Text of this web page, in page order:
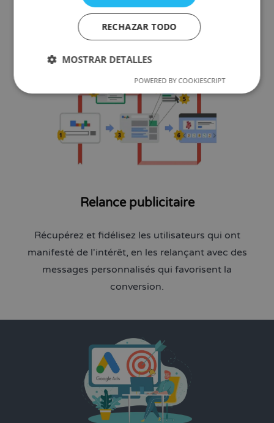
Ajustez et améliorez vos campagnes en temps réel,
en assurant une allocation intelligente des
ressources pour des résultats durables.
Relance publicitaire
Récupérez et fidélisez les utilisateurs qui ont
manifesté de l'intérêt, en les relançant avec des
messages personnalisés qui favorisent la
conversion.
RECHAZAR TODO
MOSTRAR DETALLES
POWERED BY COOKIESCRIPT